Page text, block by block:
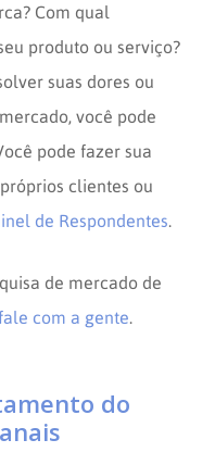
Com qual
produto ou serviço?
suas dores ou
você pode
pode fazer sua
clientes ou
de Respondentes.
de mercado de
fale com a gente.
do